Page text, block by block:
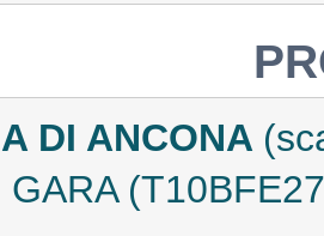
DI ANCONA
GARA